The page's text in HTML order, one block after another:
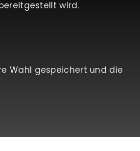
wird.
Wahl gespeichert und die